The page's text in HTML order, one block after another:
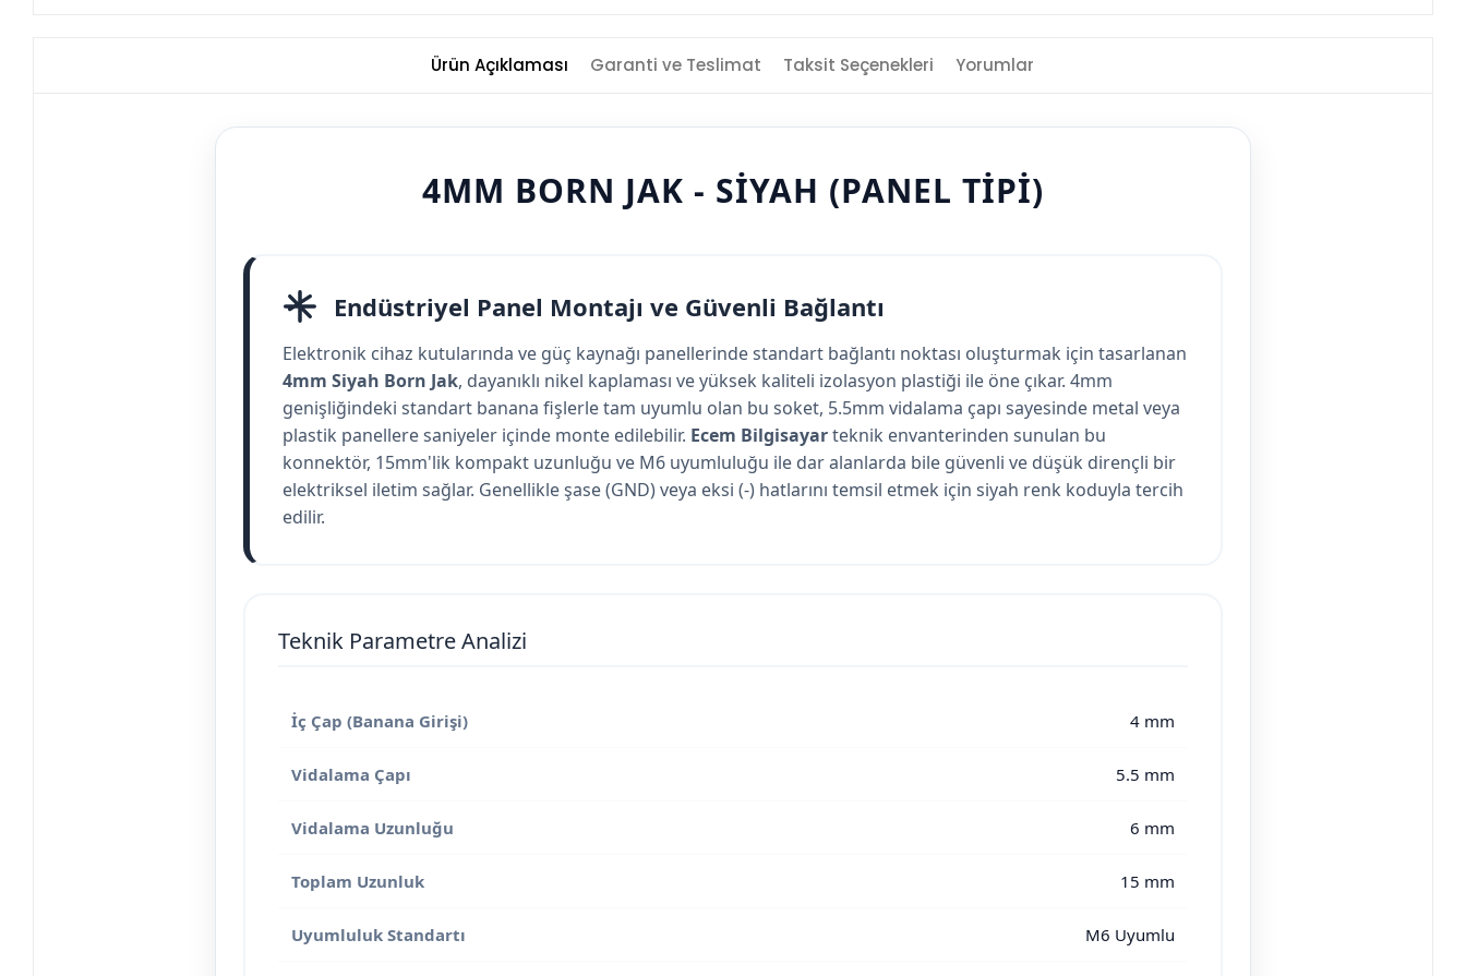
Ürün Açıklaması Garanti ve Teslimat Taksit Seçenekleri Yorumlar
4MM BORN JAK - SIYAH (PANEL TIPI)
Endüstriyel Panel Montajı ve Güvenli Bağlantı
Elektronik cihaz kutularında ve güç kaynağı panellerinde standart bağlantı noktası oluşturmak için tasarlanan
4mm Siyah Born Jak, dayanıklı nikel kaplaması ve yüksek kaliteli izolasyon plastiği ile öne çıkar. 4mm
genişliğindeki standart banana fişlerle tam uyumlu olan bu soket, 5.5mm vidalama çapı sayesinde metal veya
plastik panellere saniyeler içinde monte edilebilir. Ecem Bilgisayarteknik envanterinden sunulan bu
konnektör, 15mm'lik kompakt uzunluğu ve M6 uyumluluğu ile dar alanlarda bile güvenli ve düşük dirençli bir
elektriksel iletim sağlar. Genellikle şase (GND) veya eksi (-) hatlarını temsil etmek için siyah renk koduyla tercih
edilir.
Teknik Parametre Analizi
İç Çap (Banana Girişi) 4 mm
Vidalama Çapı 5.5 mm
Vidalama Uzunluğu 6 mm
Toplam Uzunluk 15 mm
Uyumluluk Standartı M6 Uyumlu